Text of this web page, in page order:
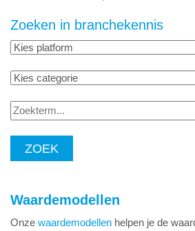
Zoeken in branchekennis
Waardemodellen
Onze waardemodellen helpen je de